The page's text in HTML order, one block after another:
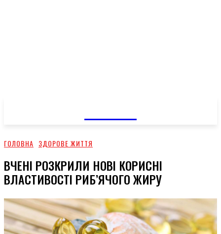
ГОЛОВНА ЗДОРОВЕ ЖИТТЯ
ВЧЕНІ РОЗКРИЛИ НОВІ КОРИСНІ
ВЛАСТИВОСТІ РИБ’ЯЧОГО ЖИРУ